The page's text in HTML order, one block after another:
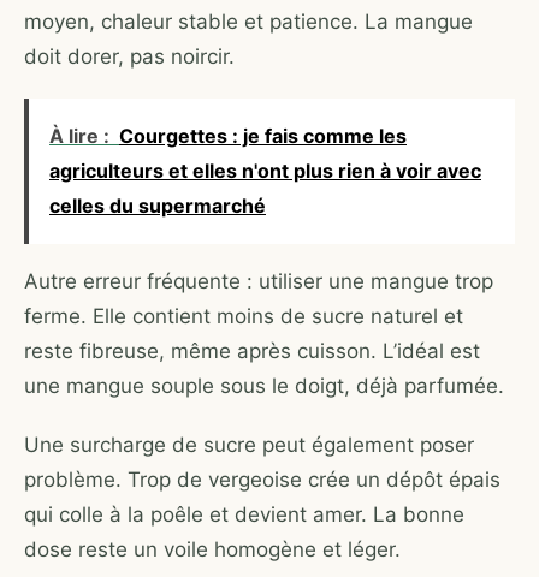
moyen, chaleur stable et patience. La mangue
doit dorer, pas noircir.
À lire : Courgettes : je fais comme les
agriculteurs et elles n'ont plus rien à voir avec
celles du supermarché
Autre erreur fréquente : utiliser une mangue trop
ferme. Elle contient moins de sucre naturel et
reste fibreuse, même après cuisson. L’idéal est
une mangue souple sous le doigt, déjà parfumée.
Une surcharge de sucre peut également poser
problème. Trop de vergeoise crée un dépôt épais
qui colle à la poêle et devient amer. La bonne
dose reste un voile homogène et léger.